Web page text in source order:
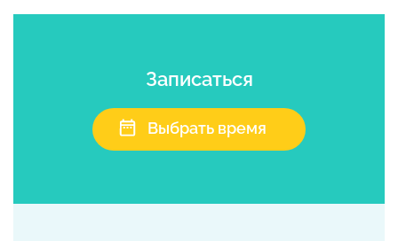
Записаться
Выбрать время